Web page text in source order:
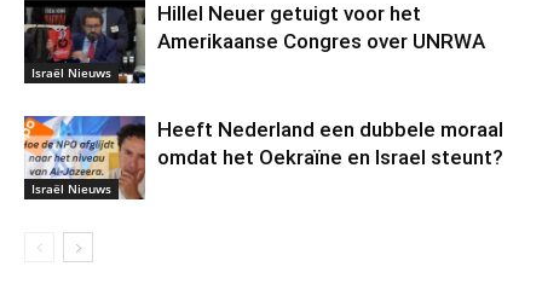
Israël Nieuws
Hillel Neuer getuigt voor het
Amerikaanse Congres over UNRWA
Israël Nieuws
Heeft Nederland een dubbele moraal
omdat het Oekraïne en Israel steunt?